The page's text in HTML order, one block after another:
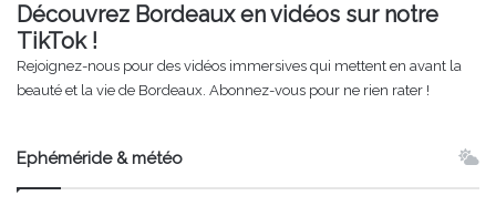
Découvrez Bordeaux en vidéos sur notre
TikTok !
Rejoignez-nous pour des vidéos immersives qui mettent en avant la
beauté et la vie de Bordeaux. Abonnez-vous pour ne rien rater !
Ephéméride & météo